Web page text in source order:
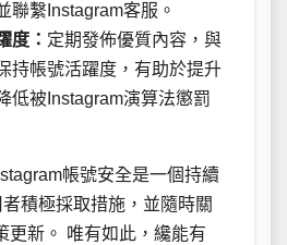
聯繫Instagram客服。
度： 定期發佈優質內容，與
持帳號活躍度，有助於提升
低被Instagram演算法懲罰
帳號安全是一個持續
積極採取措施，並隨時關
更新。 唯有如此，纔能有